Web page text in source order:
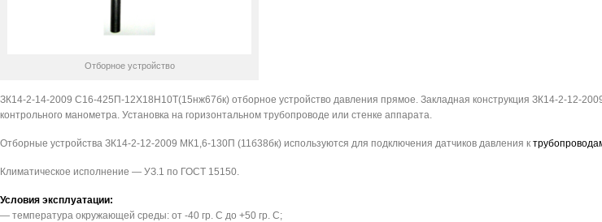
Отборное устройство
ЗК14-2-14-2009 С16-425П-12Х18Н10Т(15нж67бк) отборное устройство давления прямое. Закладная конструкция ЗК14-2-12-
контрольного манометра. Установка на горизонтальном трубопроводе или стенке аппарата.
Отборные устройства ЗК14-2-12-2009 МК1,6-130П (11б38бк) используются для подключения датчиков давления к
Климатическое исполнение — УЗ.1 по ГОСТ 15150.
Условия эксплуатации:
— температура окружающей среды: от -40 гр. С до +50 гр. С;